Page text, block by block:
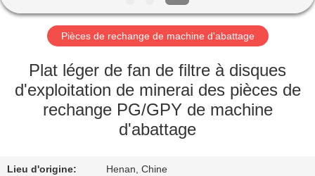
AU
SUJET
NOUS
Pièces de rechange de machine d'abattage
Plat léger de fan de filtre à disques
d'exploitation de minerai des pièces de
rechange PG/GPY de machine
d'abattage
Lieu d'origine: Henan, Chine